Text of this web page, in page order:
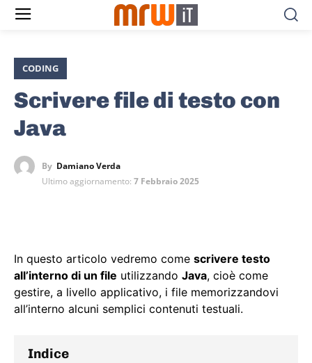
CODING
Scrivere file di testo con
Java
By Damiano Verda
Ultimo aggiornamento: 7 Febbraio 2025
In questo articolo vedremo come scrivere testo
all’interno di un file utilizzando Java, cioè come
gestire, a livello applicativo, i file memorizzandovi
all’interno alcuni semplici contenuti testuali.
Indice